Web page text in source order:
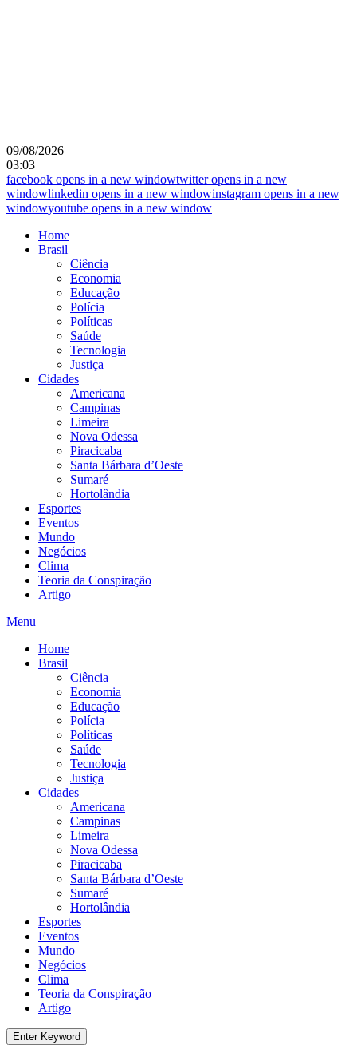
09/08/2026
03:03
facebook opens in a new windowtwitteropens in a new
windowlinkedin opens in a new windowinstagram opens in a new
windowyoutube opens in a new window
Home
Brasil
Ciência
Economia
Educação
Polícia
Políticas
Saúde
Tecnologia
Justiça
Cidades
Americana
Campinas
Limeira
Nova Odessa
Piracicaba
Santa Bárbara d’Oeste
Sumaré
Hortolândia
Esportes
Eventos
Mundo
Negócios
Clima
Teoria da Conspiração
Artigo
Menu
Home
Brasil
Ciência
Economia
Educação
Polícia
Políticas
Saúde
Tecnologia
Justiça
Cidades
Americana
Campinas
Limeira
Nova Odessa
Piracicaba
Santa Bárbara d’Oeste
Sumaré
Hortolândia
Esportes
Eventos
Mundo
Negócios
Clima
Teoria da Conspiração
Artigo
Enter Keyword